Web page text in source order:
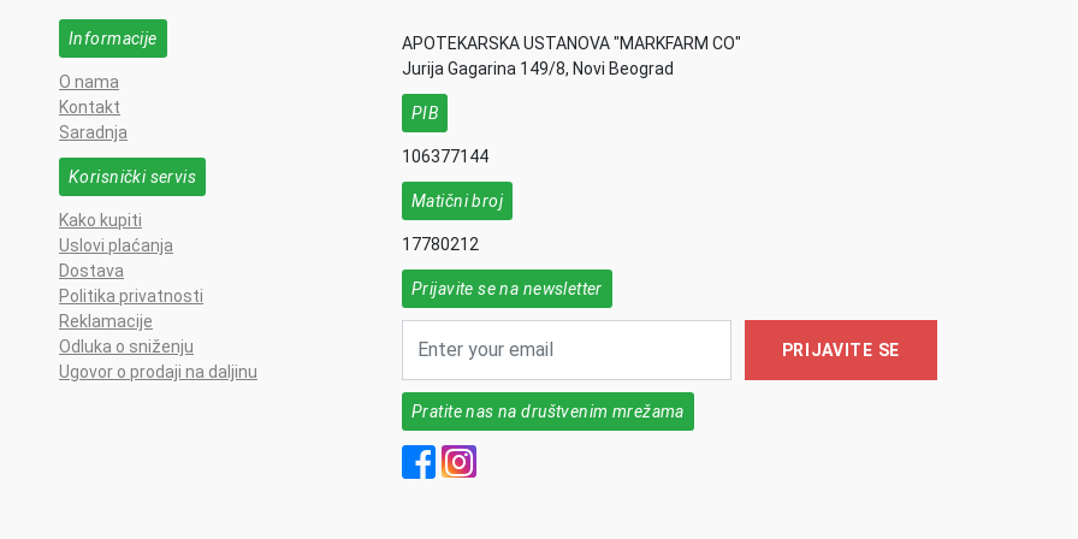
Informacije
O nama
Kontakt
Saradnja
Korisnički servis
Kako kupiti
Uslovi plaćanja
Dostava
Politika privatnosti
Reklamacije
Odluka o sniženju
Ugovor o prodaji na daljinu
APOTEKARSKA USTANOVA "MARKFARM CO"
Jurija Gagarina 149/8, Novi Beograd
PIB
106377144
Matični broj
17780212
Prijavite se na newsletter
PRIJAVITE SE
Pratite nas na društvenim mrežama